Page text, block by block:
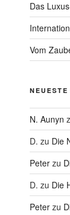
Das
Vom
N. Aunyn
D. zu Die
Peterzu
D. zu Die
Peterzu